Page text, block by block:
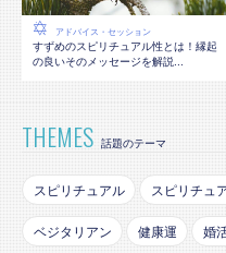
アドバイス・セッション
すずめのスピリチュアル性とは！縁起
の良いそのメッセージを解説...
THEMES 話題のテーマ
スピリチュアル スピリチュ
ベジタリアン 健康運 婚